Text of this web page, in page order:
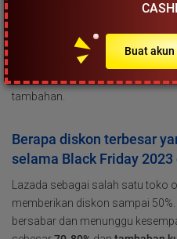
sebelum Black Friday Sale
kesempatan bagus untuk
atau diskon extra plus fasilitas
Lazada kalo mau lebih update
tambahan.
Berapa diskon terbesar
selama Black Friday
Lazada sebagai salah satu toko
memberikan diskon sampai
bersabar dan menunggu
Buat